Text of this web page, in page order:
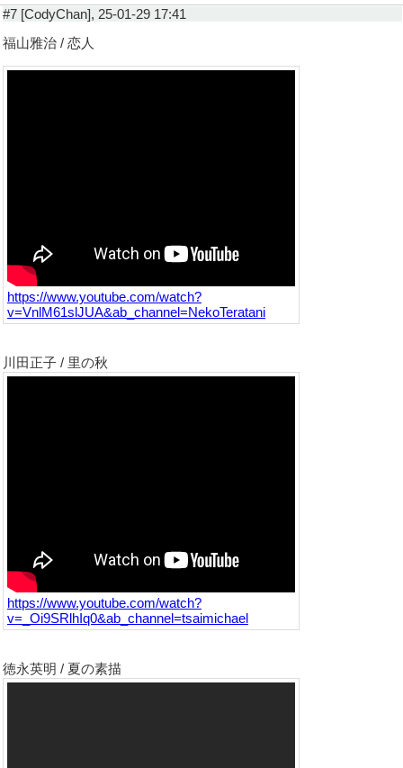
#7 [CodyChan], 25-01-29 17:41
福山雅治 / 恋人
https://www.youtube.com/watch?
v=VnlM61slJUA&ab_channel=NekoTeratani
川田正子 / 里の秋
https://www.youtube.com/watch?
v=_Oi9SRlhIq0&ab_channel=tsaimichael
徳永英明 / 夏の素描